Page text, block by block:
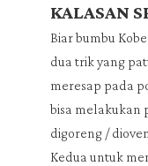
KALASAN
Biar bumbu
dua trik yang
meresap pada
bisa melakukan
digoreng /
Kedua untuk